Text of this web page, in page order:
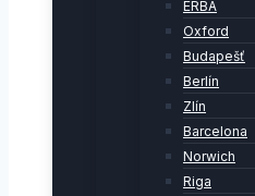
ERBA
Oxford
Budapešť
Berlín
Zlín
Barcelona
Norwich
Riga